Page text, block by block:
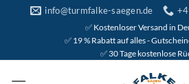
info@turmfalke-saegen.de
✅ Kostenloser Versand in
✅ 19 % Rabatt auf alles -
✅ 30 Tage kostenlose